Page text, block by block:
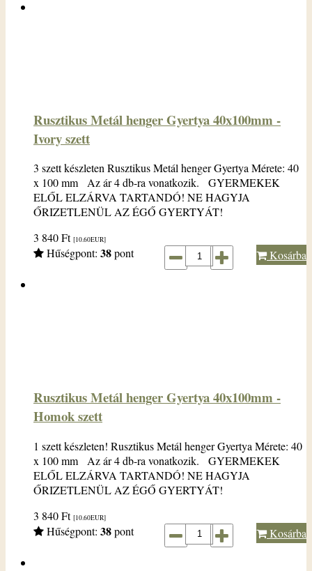
Rusztikus Metál henger Gyertya 40x100mm -
Ivory szett
3 szett készleten Rusztikus Metál henger Gyertya Mérete: 40
x 100 mm Az ár 4 db-ra vonatkozik. GYERMEKEK
ELŐL ELZÁRVA TARTANDÓ! NE HAGYJA
ŐRIZETLENÜL AZ ÉGŐ GYERTYÁT!
3 840Ft [10.60EUR]
Hűségpont: 38pont Kosárba
Rusztikus Metál henger Gyertya 40x100mm -
Homok szett
1 szett készleten! Rusztikus Metál henger Gyertya Mérete: 40
x 100 mm Az ár 4 db-ra vonatkozik. GYERMEKEK
ELŐL ELZÁRVA TARTANDÓ! NE HAGYJA
ŐRIZETLENÜL AZ ÉGŐ GYERTYÁT!
3 840Ft [10.60EUR]
Hűségpont: 38pont Kosárba